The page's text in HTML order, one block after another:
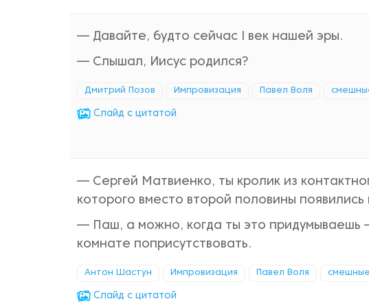
— Давайте, будто сейчас I век нашей эры.
— Слышал, Иисус родился?
Дмитрий Позов Импровизация Павел Воля
Cлайд с цитатой
— Сергей Матвиенко, ты кролик из
которого вместо второй половины появились
— Паш, а можно, когда ты это придумываешь
комнате поприсутствовать.
Антон Шастун Импровизация Павел Воля
Cлайд с цитатой